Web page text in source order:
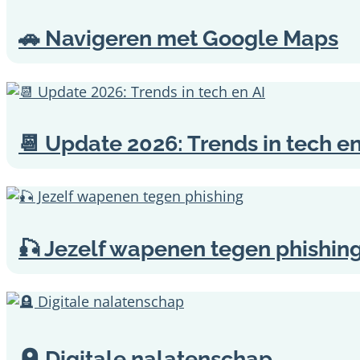
🚗 Navigeren met Google Maps
📆 Update 2026: Trends in tech
🎣 Jezelf wapenen tegen